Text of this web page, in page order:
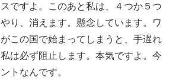
ですよ。このあと私は、４つか５つ
り、消えます。懸念しています。ワ
この国で始まってしまうと、手遅れ
は必ず阻止します。本気ですよ。今
トなんです。